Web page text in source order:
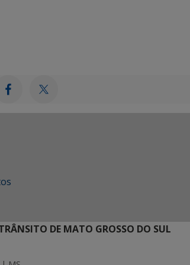
DE MATO GROSSO DO SUL